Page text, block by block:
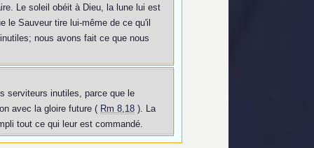
Le soleil obéit à Dieu, la lune lui est
le Sauveur tire lui-même de ce qu'il
nous avons fait ce que nous
serviteurs inutiles, parce que le
avec la gloire future ( Rm 8,18 ). La
tout ce qui leur est commandé.